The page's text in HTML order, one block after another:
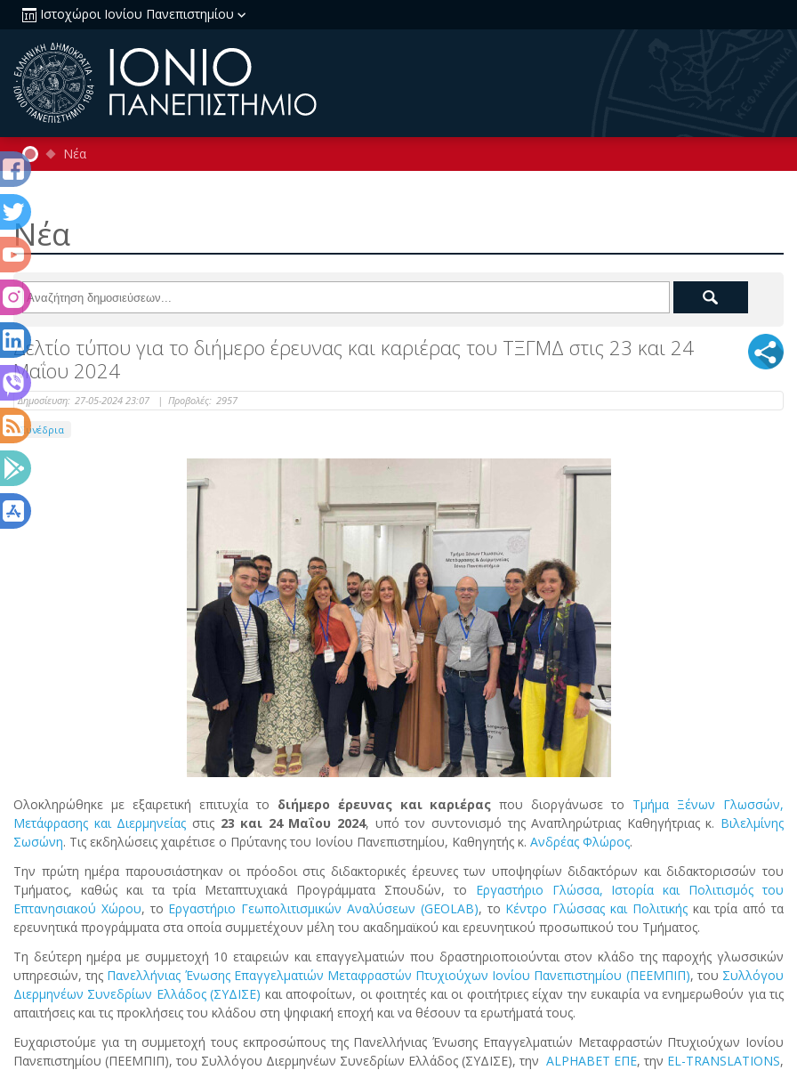
Ιστοχώροι Ιονίου Πανεπιστημίου
Νέα
Νέα
Δελτίο τύπου για το διήμερο έρευνας και καριέρας του ΤΞΓΜΔ στις 23 και 24
Μαΐου 2024
Δημοσίευση: 27-05-2024 23:07 | Προβολές: 2957
Συνέδρια
Ολοκληρώθηκε με εξαιρετική επιτυχία το διήμερο έρευνας και καριέρας που διοργάνωσε το Τμήμα Ξένων Γλωσσών,
Μετάφρασης και Διερμηνείας στις 23 και 24 Μαΐου 2024, υπό τον συντονισμό της Αναπληρώτριας Καθηγήτριας κ. Βιλελμίνης
Σωσώνη. Τις εκδηλώσεις χαιρέτισε ο Πρύτανης του Ιονίου Πανεπιστημίου, Καθηγητής κ. Ανδρέας Φλώρος.
Την πρώτη ημέρα παρουσιάστηκαν οι πρόοδοι στις διδακτορικές έρευνες των υποψηφίων διδακτόρων και διδακτορισσών του
Τμήματος, καθώς και τα τρία Μεταπτυχιακά Προγράμματα Σπουδών, το Εργαστήριο Γλώσσα, Ιστορία και Πολιτισμός του
Επτανησιακού Χώρου, το Εργαστήριο Γεωπολιτισμικών Αναλύσεων (GEOLAB), το Κέντρο Γλώσσας και Πολιτικήςκαι τρία από τα
ερευνητικά προγράμματα στα οποία συμμετέχουν μέλη του ακαδημαϊκού και ερευνητικού προσωπικού του Τμήματος.
Τη δεύτερη ημέρα με συμμετοχή 10 εταιρειών και επαγγελματιών που δραστηριοποιούνται στον κλάδο της παροχής γλωσσικών
υπηρεσιών, της Πανελλήνιας Ένωσης Επαγγελματιών Μεταφραστών Πτυχιούχων Ιονίου Πανεπιστημίου (ΠΕΕΜΠΙΠ), του Συλλόγου
Διερμηνέων Συνεδρίων Ελλάδος (ΣΥΔΙΣΕ) και αποφοίτων, οι φοιτητές και οι φοιτήτριες είχαν την ευκαιρία να ενημερωθούν για τις
απαιτήσεις και τις προκλήσεις του κλάδου στη ψηφιακή εποχή και να θέσουν τα ερωτήματά τους.
Ευχαριστούμε για τη συμμετοχή τους εκπροσώπους της Πανελλήνιας Ένωσης Επαγγελματιών Μεταφραστών Πτυχιούχων Ιονίου
Πανεπιστημίου (ΠΕΕΜΠΙΠ), του Συλλόγου Διερμηνέων Συνεδρίων Ελλάδος (ΣΥΔΙΣΕ), την ALPHABET ΕΠΕ, την EL-TRANSLATIONS,